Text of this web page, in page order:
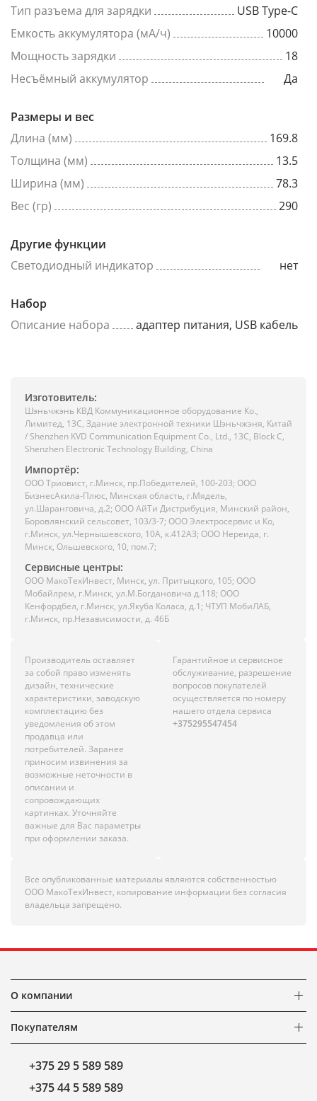
Тип разъема для зарядки
USB Type-C
Емкость аккумулятора (мА/ч)
10000
Мощность зарядки
18
Несъёмный аккумулятор
Да
Размеры и вес
Длина (мм)
169.8
Толщина (мм)
13.5
Ширина (мм)
78.3
Вес (гр)
290
Другие функции
Светодиодный индикатор
нет
Набор
Описание набора
адаптер питания, USB кабель
Изготовитель:
Шэньчжэнь КВД Коммуникационное оборудование Ко.,
Лимитед, 13C, Здание электронной техники Шэньчжэня, Китай
/ Shenzhen KVD Communication Equipment Co., Ltd., 13C, Block C,
Shenzhen Electronic Technology Building, China
Импортёр:
ООО Триовист, г.Минск, пр.Победителей, 100-203; ООО
БизнесАкила-Плюс, Минская область, г.Мядель,
ул.Шаранговича, д.2; ООО АйТи Дистрибуция, Минский район,
Боровлянский сельсовет, 103/3-7; ООО Электросервис и Ко,
г.Минск, ул.Чернышевского, 10А, к.412АЗ; ООО Нереида, г.
Минск, Ольшевского, 10, пом.7;
Сервисные центры:
ООО МакоТехИнвест, Минск, ул. Притыцкого, 105; ООО
Мобайлрем, г.Минск, ул.М.Богдановича д.118; ООО
Кенфордбел, г.Минск, ул.Якуба Коласа, д.1; ЧТУП МобиЛАБ,
г.Минск, пр.Независимости, д. 46Б
Производитель оставляет
за собой право изменять
дизайн, технические
характеристики, заводскую
комплектацию без
уведомления об этом
продавца или
потребителей. Заранее
приносим извинения за
возможные неточности в
описании и
сопровождающих
картинках. Уточняйте
важные для Вас параметры
при оформлении заказа.
Гарантийное и сервисное
обслуживание, разрешение
вопросов покупателей
осуществляется по номеру
нашего отдела сервиса
+375295547454
Все опубликованные материалы являются собственностью
ООО МакоТехИнвест, копирование информации без согласия
владельца запрещено.
О компании
Покупателям
+375 29 5 589 589
+375 44 5 589 589